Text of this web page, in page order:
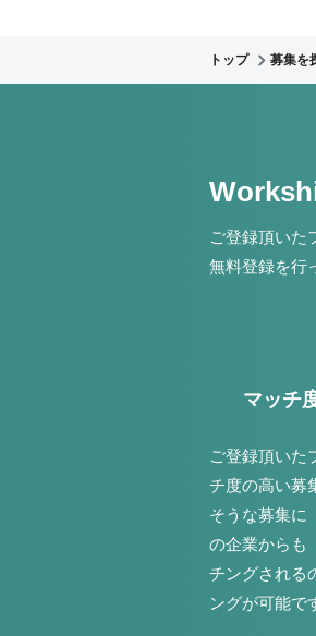
トップ 募集を
ご登録頂いた
無料登録を行
マッチ
ご登録頂いた
チ度の高い募
そうな募集に
の企業からも
チングされる
ングが可能で